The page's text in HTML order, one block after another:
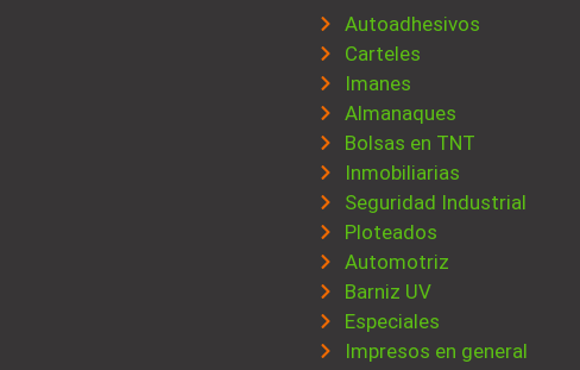
Autoadhesivos
Carteles
Imanes
Almanaques
Bolsas en TNT
Inmobiliarias
Seguridad Industrial
Ploteados
Automotriz
Barniz UV
Especiales
Impresos en general